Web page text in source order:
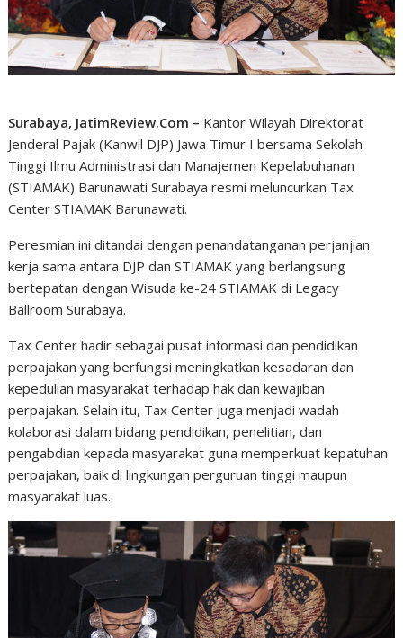
Surabaya, JatimReview.Com – Kantor Wilayah Direktorat
Jenderal Pajak (Kanwil DJP) Jawa Timur I bersama Sekolah
Tinggi Ilmu Administrasi dan Manajemen Kepelabuhanan
(STIAMAK) Barunawati Surabaya resmi meluncurkan Tax
Center STIAMAK Barunawati.
Peresmian ini ditandai dengan penandatanganan perjanjian
kerja sama antara DJP dan STIAMAK yang berlangsung
bertepatan dengan Wisuda ke-24 STIAMAK di Legacy
Ballroom Surabaya.
Tax Center hadir sebagai pusat informasi dan pendidikan
perpajakan yang berfungsi meningkatkan kesadaran dan
kepedulian masyarakat terhadap hak dan kewajiban
perpajakan. Selain itu, Tax Center juga menjadi wadah
kolaborasi dalam bidang pendidikan, penelitian, dan
pengabdian kepada masyarakat guna memperkuat kepatuhan
perpajakan, baik di lingkungan perguruan tinggi maupun
masyarakat luas.